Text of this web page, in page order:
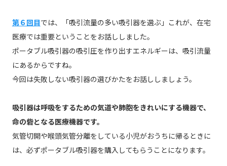
第６回目では、「吸引流量の多い吸引器を選ぶ」これが、在宅
医療では重要ということをお話ししました。
ポータブル吸引器の吸引圧を作り出すエネルギーは、吸引流量
にあるからですね。
今回は失敗しない吸引器の選びかたをお話ししましょう。
吸引器は呼吸をするための気道や肺胞をきれいにする機器で、
命の砦となる医療機器です。
気管切開や喉頭気管分離をしている小児がおうちに帰るときに
は、必ずポータブル吸引器を購入してもらうことになります。